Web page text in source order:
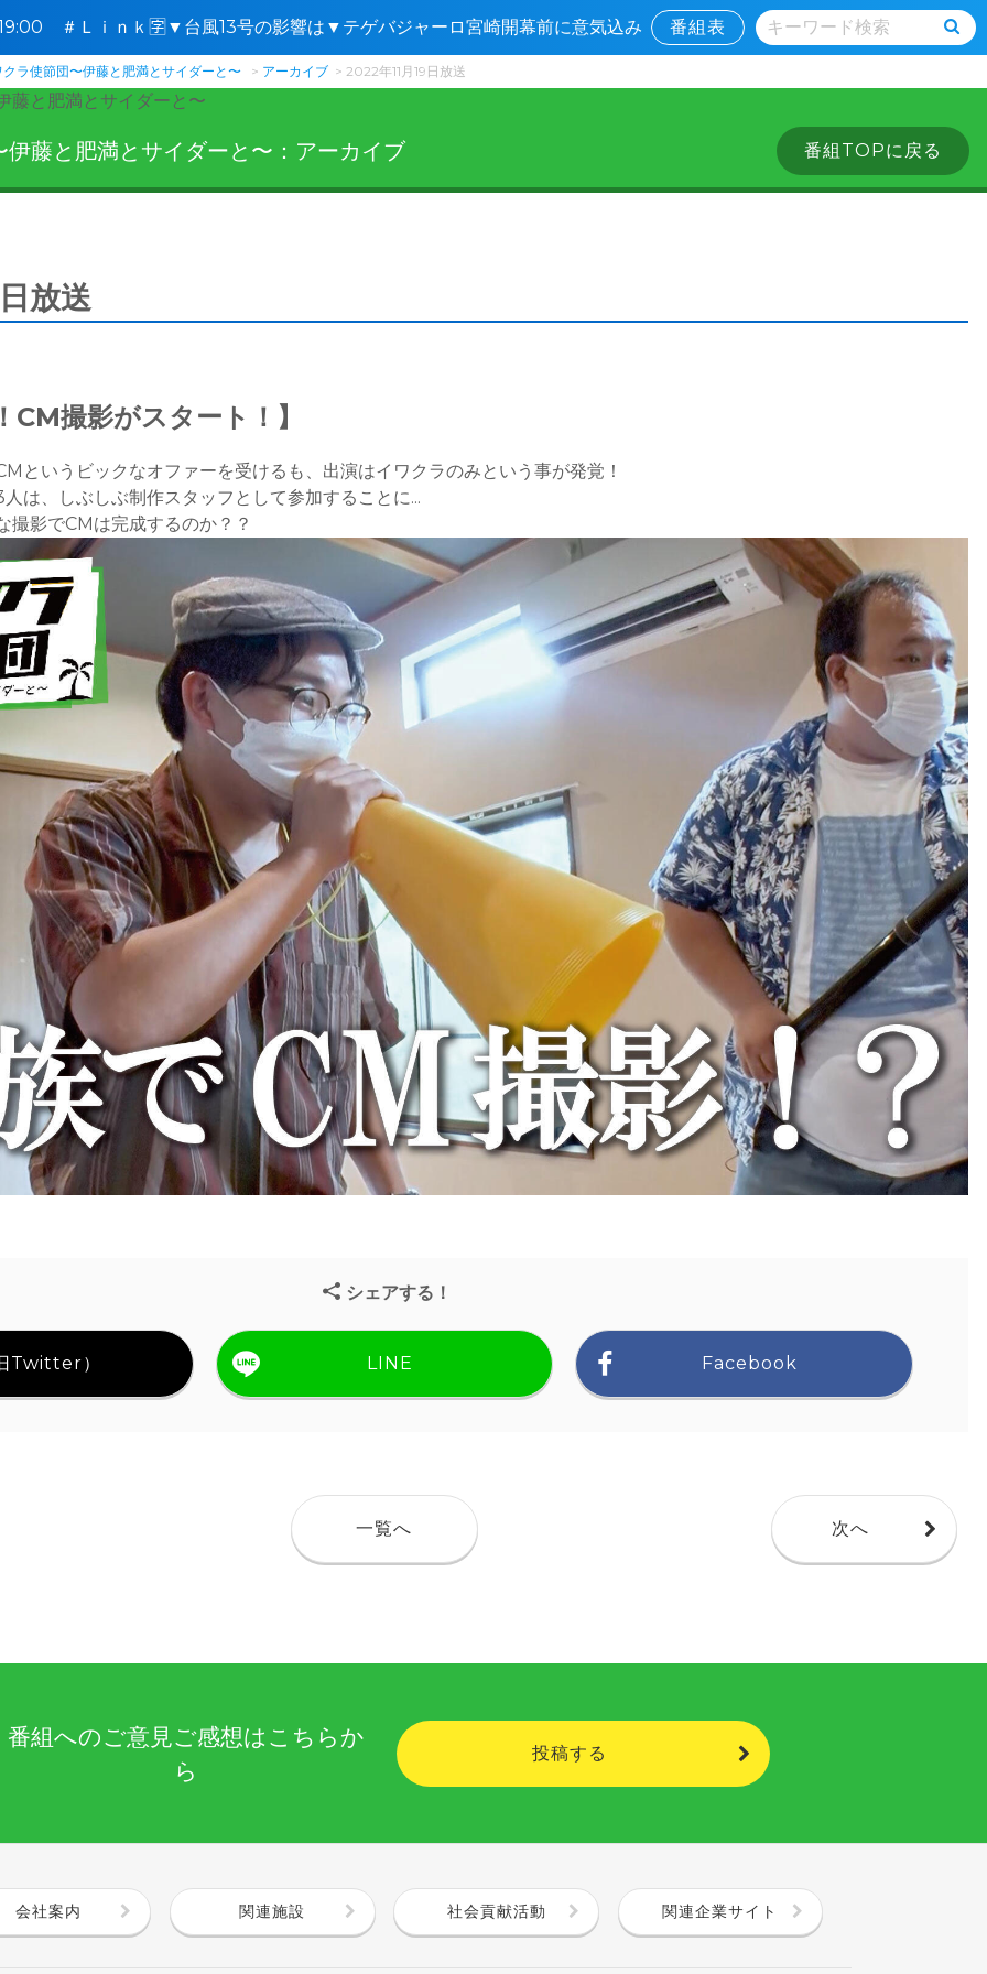
＃Ｌｉｎｋ🈑▼台風13号の影響は▼テゲバジャーロ宮崎開幕前に意気込み
の日
番組表
ラ使節団〜伊藤と肥満とサイダーと〜 アーカイブ 2022年11月19日放送
藤と肥満とサイダーと〜：アーカイブ 番組TOPに戻る
放送
撮影がスタート！】
というビックなオファーを受けるも、出演はイワクラのみという事が発覚！
は、しぶしぶ制作スタッフとして参加することに...
撮影でCMは完成するのか？？
シェアする！
Twitter） LINE Facebook
一覧へ 次へ
番組へのご意見ご感想はこちらか
ら
投稿する
会社案内 関連施設 社会貢献活動 関連企業サイト